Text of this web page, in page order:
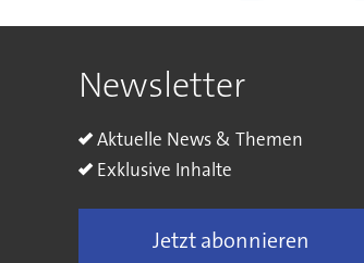
Newsletter
Aktuelle News & Themen
Exklusive Inhalte
Jetzt abonnieren